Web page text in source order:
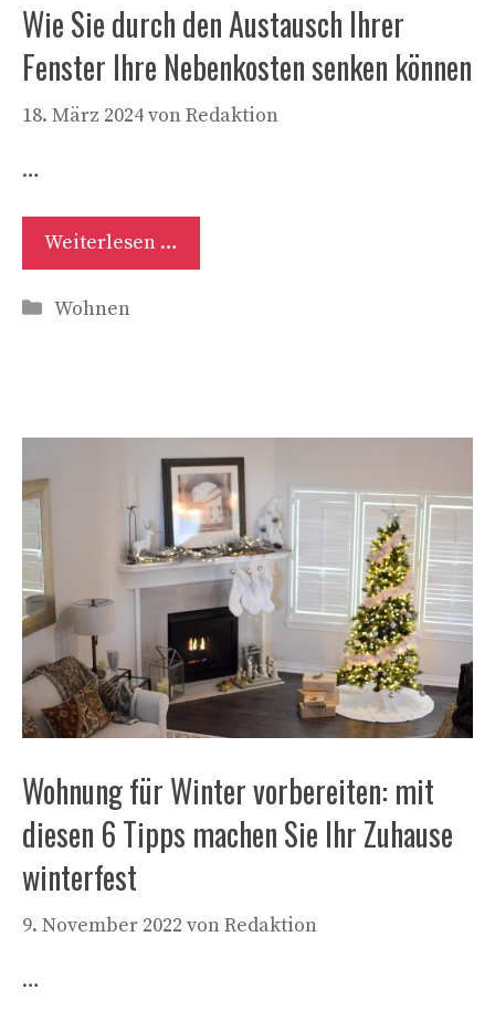
Wie Sie durch den Austausch Ihrer
Fenster Ihre Nebenkosten senken können
18. März 2024vonRedaktion
…
Weiterlesen …
Kategorien
Wohnen
Wohnung für Winter vorbereiten: mit
diesen 6 Tipps machen Sie Ihr Zuhause
winterfest
9. November 2022 vonRedaktion
…